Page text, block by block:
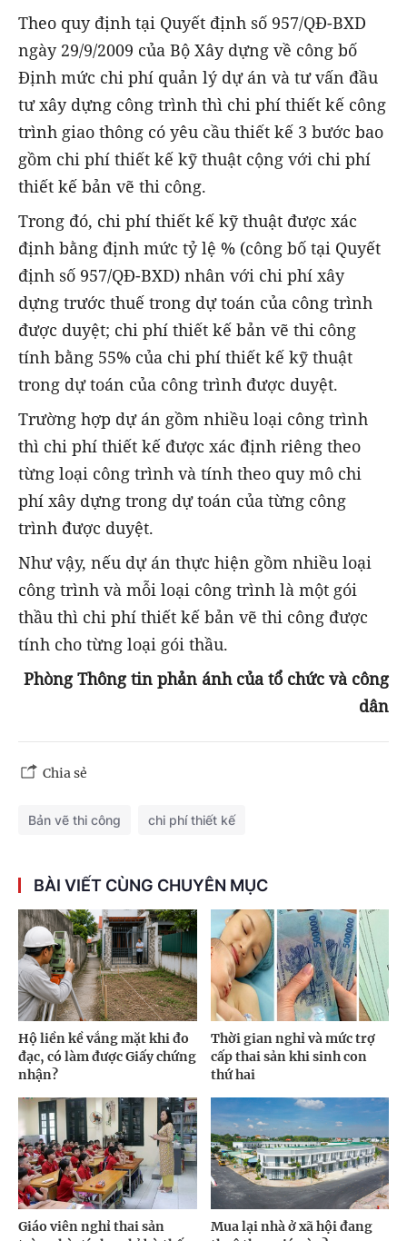
Theo quy định tại Quyết định số 957/QĐ-BXD
ngày 29/9/2009 của Bộ Xây dựng về công bố
Định mức chi phí quản lý dự án và tư vấn đầu
tư xây dựng công trình thì chi phí thiết kế công
trình giao thông có yêu cầu thiết kế 3 bước bao
gồm chi phí thiết kế kỹ thuật cộng với chi phí
thiết kế bản vẽ thi công.
Trong đó, chi phí thiết kế kỹ thuật được xác
định bằng định mức tỷ lệ % (công bố tại Quyết
định số 957/QĐ-BXD) nhân với chi phí xây
dựng trước thuế trong dự toán của công trình
được duyệt; chi phí thiết kế bản vẽ thi công
tính bằng 55% của chi phí thiết kế kỹ thuật
trong dự toán của công trình được duyệt.
Trường hợp dự án gồm nhiều loại công trình
thì chi phí thiết kế được xác định riêng theo
từng loại công trình và tính theo quy mô chi
phí xây dựng trong dự toán của từng công
trình được duyệt.
Như vậy, nếu dự án thực hiện gồm nhiều loại
công trình và mỗi loại công trình là một gói
thầu thì chi phí thiết kế bản vẽ thi công được
tính cho từng loại gói thầu.
Phòng Thông tin phản ánh của tổ chức và công
dân
Chia sẻ
Bản vẽ thi công chi phí thiết kế
BÀI VIẾT CÙNG CHUYÊN MỤC
Hộ liền kề vắng mặt khi đo
đạc, có làm được Giấy chứng
nhận?
Thời gian nghỉ và mức trợ
cấp thai sản khi sinh con
thứ hai
Giáo viên nghỉ thai sản
Mua lại nhà ở xã hội đang